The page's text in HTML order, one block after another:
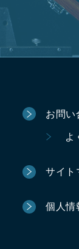
お問い
よ
サイト
個人情